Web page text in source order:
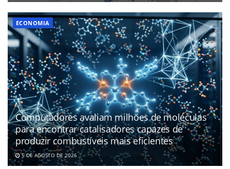
ECONOMIA
Computadores avaliam milhões de moléculas
para encontrar catalisadores capazes de
produzir combustíveis mais eficientes
5 DE AGOSTO DE 2026